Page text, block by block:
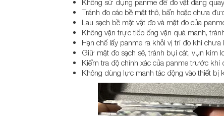
Không sử dụng panme để đo vật đang
Tránh đo các bề mặt thô, bẩn hoặc chưa
Lau sạch bề mặt vật đo và mặt đo của
Không vặn trực tiếp ống vặn quá mạnh,
Hạn chế lấy panme ra khỏi vị trí đo khi chưa
Giữ mặt đo sạch sẽ, tránh bụi cát, vụn kim
Kiểm tra độ chính xác của panme trước
Không dùng lực mạnh tác động vào thiết bị